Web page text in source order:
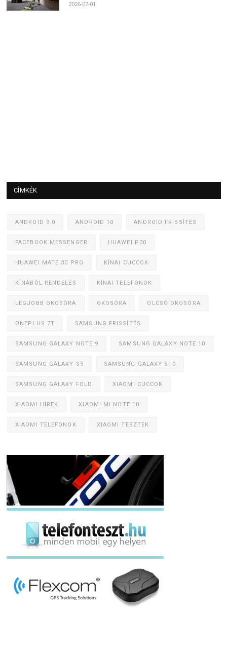
2026-07-01
CÍMKÉK
ANDROID 9.0 ANDROID 10 ANDROID FRISSÍTÉS
FACEBOOK MESSENGER HUAWEI P30
HUAWEI MATE 30 PRO KÍNAI CUCCOK
KÍNÁBÓL RENDELÉS KÍNAI TELEFONOK
LEGJOBB OKOSÓRA OKOSÓRA OLCSÓ OKOSÓRA
ONEPLUS 7T SAMSUNG FRISSÍTÉS
SAMSUNG GALAXY NOTE 9 SAMSUNG GALAXY NOTE 10
SAMSUNG GALAXY S9 SAMSUNG GALAXY S10
SAMSUNG GALAXY FOLD XIAOMI CUCCOK
XIAOMI HÍREK XIAOMI MI NOTE 10
XIAOMI TELEFONOK XIAOMI TESZTEK